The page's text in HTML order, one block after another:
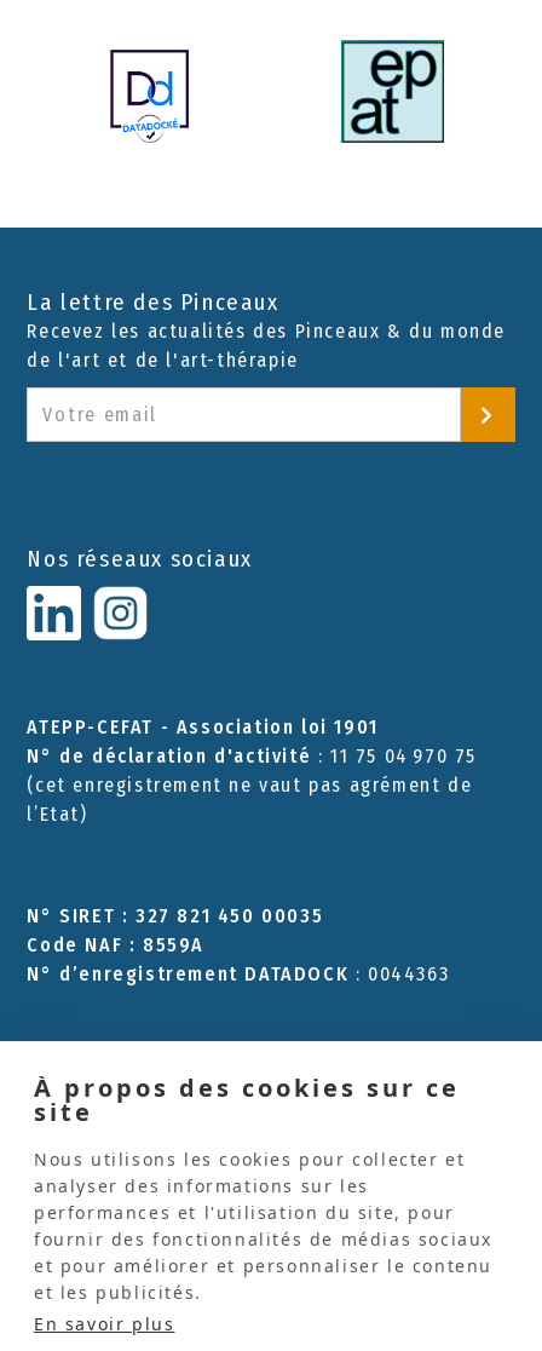
À propos des cookies sur ce
site
Nous utilisons les cookies pour collecter et
analyser des informations sur les
performances et l'utilisation du site, pour
fournir des fonctionnalités de médias sociaux
et pour améliorer et personnaliser le contenu
et les publicités.
En savoir plus
Nos réseaux sociaux
La lettre des Pinceaux
Recevez les actualités des Pinceaux & du monde
de l'art et de l'art-thérapie
ATEPP-CEFAT - Association loi 1901
N° de déclaration d'activité : 11 75 04 970 75
(cet enregistrement ne vaut pas agrément de
l’Etat)
N° SIRET : 327 821 450 00035
Code NAF : 8559A
N° d’enregistrement DATADOCK : 0044363
Les Pinceaux
Formation qualifiante
Espace animateurs d'atelier d'expression
Espace art-thérapeutes
Blog